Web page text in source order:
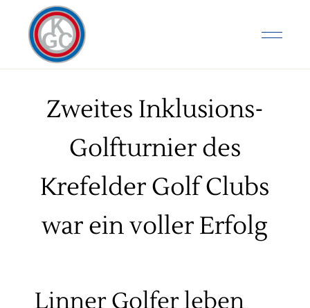
Zweites Inklusions-
Golfturnier des
Krefelder Golf Clubs
war ein voller Erfolg
Linner Golfer leben